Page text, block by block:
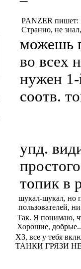
PANZER пишет:
Странно, не
можешь
во всех
нужен 1-
соотв.
упд.
топик в
шукал-шукал, но
пользователей,
Так. Я понимаю,
Хорошие, добрые..
ХЗ, все у тебя
ТАНКИ ГРЯЗИ